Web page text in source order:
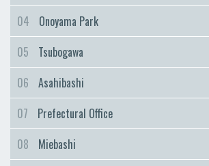
Asato
Naha City Hospital
Omoromachi
04
Onoyama Park
05
Tsubogawa
06
Asahibashi
07
Prefectural Office
08
Miebashi